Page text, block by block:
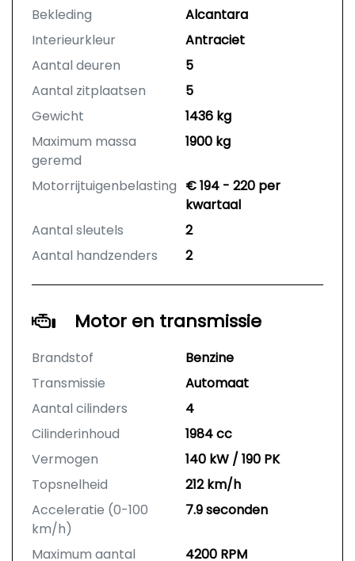
Bekleding
Alcantara
Interieurkleur
Antraciet
Aantal deuren
5
Aantal zitplaatsen
5
Gewicht
1436 kg
Maximum massa
geremd
1900 kg
Motorrijtuigenbelasting € 194 - 220 per
kwartaal
Aantal sleutels
2
Aantal handzenders
2
Motor en transmissie
Brandstof
Benzine
Transmissie
Automaat
Aantal cilinders
4
Cilinderinhoud
1984 cc
Vermogen
140 kW / 190 PK
Topsnelheid
212 km/h
Acceleratie (0-100
km/h)
7.9 seconden
Maximum aantal 4200 RPM